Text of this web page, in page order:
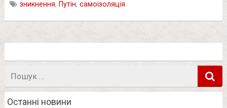
зникнення, Путін, самоізоляція
Останні новини